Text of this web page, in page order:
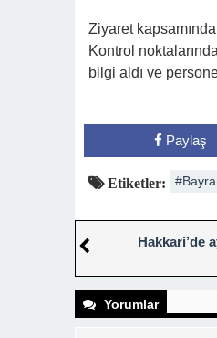
Ziyaret
Kontrol
bilgi aldı ve
Paylaş
Etiketler:
Hakkari’de
Yorumlar